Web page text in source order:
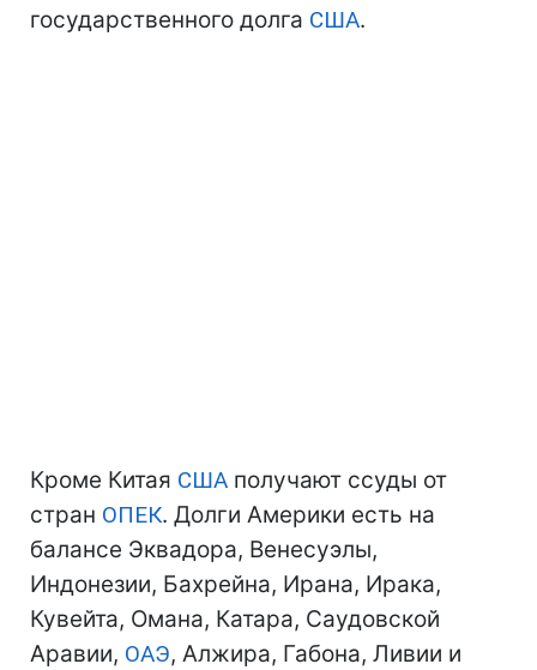
государственного долга США.
Кроме Китая США получают ссуды от
стран ОПЕК. Долги Америки есть на
балансе Эквадора, Венесуэлы,
Индонезии, Бахрейна, Ирана, Ирака,
Кувейта, Омана, Катара, Саудовской
Аравии, ОАЭ, Алжира, Габона, Ливии и